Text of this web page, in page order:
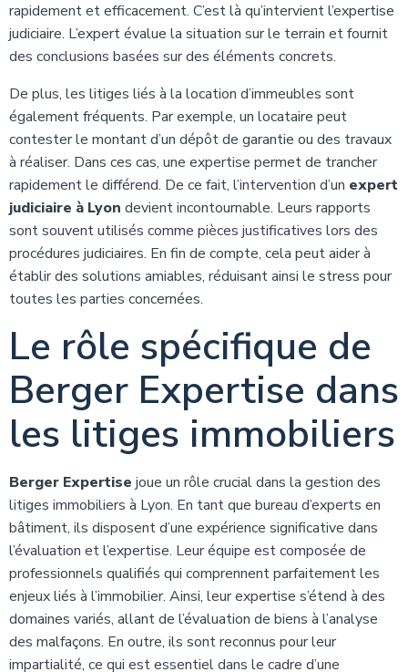
rapidement et efficacement. C’est là qu’intervient l’expertise
judiciaire. L’expert évalue la situation sur le terrain et fournit
des conclusions basées sur des éléments concrets.
De plus, les litiges liés à la location d’immeubles sont
également fréquents. Par exemple, un locataire peut
contester le montant d’un dépôt de garantie ou des travaux
à réaliser. Dans ces cas, une expertise permet de trancher
rapidement le différend. De ce fait, l’intervention d’un expert
judiciaire à Lyon devient incontournable. Leurs rapports
sont souvent utilisés comme pièces justificatives lors des
procédures judiciaires. En fin de compte, cela peut aider à
établir des solutions amiables, réduisant ainsi le stress pour
toutes les parties concernées.
Le rôle spécifique de
Berger Expertise dans
les litiges immobiliers
Berger Expertise joue un rôle crucial dans la gestion des
litiges immobiliers à Lyon. En tant que bureau d’experts en
bâtiment, ils disposent d’une expérience significative dans
l’évaluation et l’expertise. Leur équipe est composée de
professionnels qualifiés qui comprennent parfaitement les
enjeux liés à l’immobilier. Ainsi, leur expertise s’étend à des
domaines variés, allant de l’évaluation de biens à l’analyse
des malfaçons. En outre, ils sont reconnus pour leur
impartialité, ce qui est essentiel dans le cadre d’une